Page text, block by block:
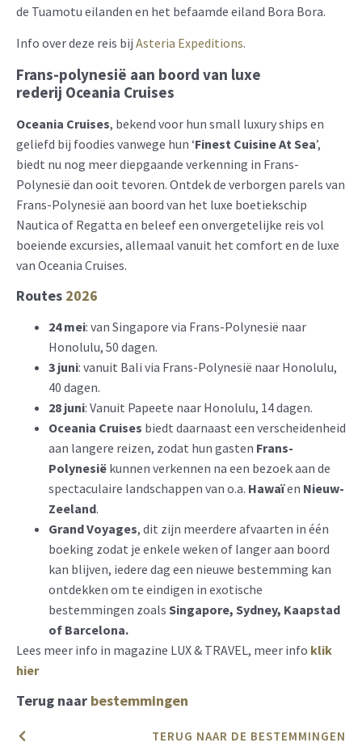
de Tuamotu eilanden en het befaamde eiland Bora Bora.
Info over deze reis bij Asteria Expeditions.
Frans-polynesië aan boord van luxe
rederij Oceania Cruises
Oceania Cruises, bekend voor hun small luxury ships en
geliefd bij foodies vanwege hun ‘Finest Cuisine At Sea’,
biedt nu nog meer diepgaande verkenning in Frans-
Polynesië dan ooit tevoren. Ontdek de verborgen parels van
Frans-Polynesië aan boord van het luxe boetiekschip
Nautica of Regatta en beleef een onvergetelijke reis vol
boeiende excursies, allemaal vanuit het comfort en de luxe
van Oceania Cruises.
Routes 2026
24 mei: van Singapore via Frans-Polynesië naar
Honolulu, 50 dagen.
3 juni: vanuit Bali via Frans-Polynesië naar Honolulu,
40 dagen.
28 juni: Vanuit Papeete naar Honolulu, 14 dagen.
Oceania Cruises biedt daarnaast een verscheidenheid
aan langere reizen, zodat hun gasten Frans-
Polynesië kunnen verkennen na een bezoek aan de
spectaculaire landschappen van o.a. Hawaïen Nieuw-
Zeeland.
Grand Voyages, dit zijn meerdere afvaarten in één
boeking zodat je enkele weken of langer aan boord
kan blijven, iedere dag een nieuwe bestemming kan
ontdekken om te eindigen in exotische
bestemmingen zoals Singapore, Sydney, Kaapstad
of Barcelona.
Lees meer info in magazine LUX & TRAVEL, meer info klik
hier
Terug naar bestemmingen
TERUG NAAR DE BESTEMMINGEN